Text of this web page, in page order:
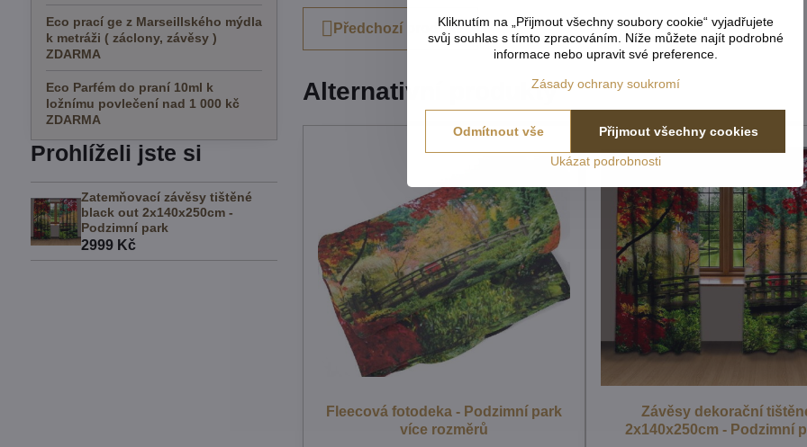
Předchozí produkt
Alternativní produkty
Fleecová fotodeka - Podzimní park
více rozměrů
Závěsy dekorační
2x140x250cm - Podzimní
Eco prací ge z Marseillského mýdla
k metráži ( záclony, závěsy )
ZDARMA
Eco Parfém do praní 10ml k
ložnímu povlečení nad 1 000 kč
ZDARMA
Prohlíželi jste si
Zatemňovací závěsy tištěné
black out 2x140x250cm -
Podzimní park
2999 Kč
Kliknutím na „Přijmout všechny soubory cookie“ vyjadřujete
svůj souhlas s tímto zpracováním. Níže můžete najít podrobné
informace nebo upravit své preference.
Zásady ochrany soukromí
Ukázat podrobnosti
Přijmout všechny cookies
Odmítnout vše